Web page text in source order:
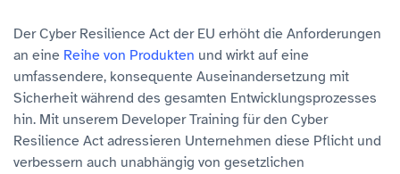
Der Cyber Resilience Act der EU erhöht die Anforderungen
an eine Reihe von Produkten und wirkt auf eine
umfassendere, konsequente Auseinandersetzung mit
Sicherheit während des gesamten Entwicklungsprozesses
hin. Mit unserem Developer Training für den Cyber
Resilience Act adressieren Unternehmen diese Pflicht und
verbessern auch unabhängig von gesetzlichen